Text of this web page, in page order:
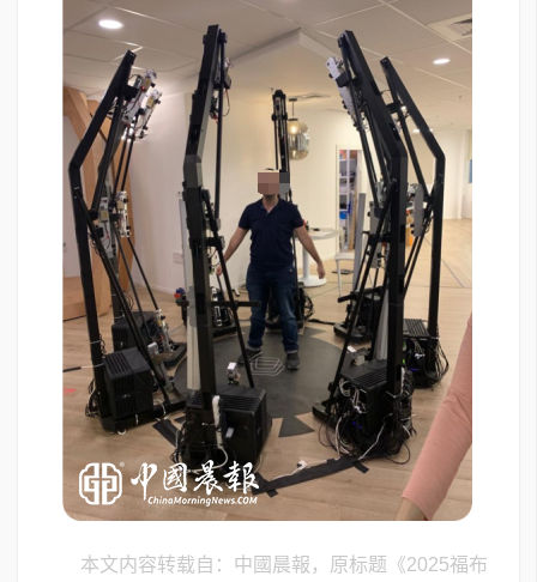
本文内容转载自：中國晨報，原标题《2025福布